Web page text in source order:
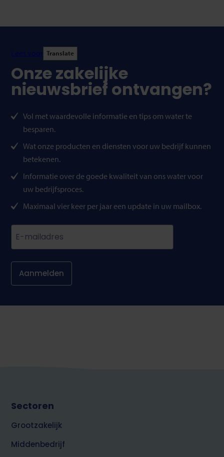
Lees voor Translate
Onze zakelijke
nieuwsbrief ontvangen?
Vol met waardevolle informatie en tips om water te
besparen.
Wat onze producten en diensten voor uw bedrijf kunnen
betekenen.
Informatie over de goede kwaliteit van ons water voor
uw bedrijfsproces.
Maximaal vier keer per jaar een update in uw mailbox.
mail
Footer
zakelijk
Sectoren
Grootzakelijk
Middenbedrijf